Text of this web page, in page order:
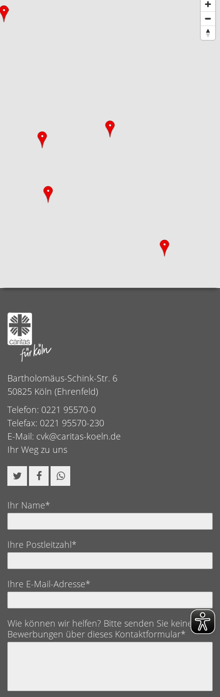
Bartholomäus-Schink-Str. 6
50825 Köln (Ehrenfeld)
Telefon: 0221 95570-0
Telefax: 0221 95570-230
E-Mail: cvk@caritas-koeln.de
Ihr Weg zu uns
Ihr Name*
Ihre Postleitzahl*
Ihre E-Mail-Adresse*
Wie können wir helfen? Bitte senden Sie keine
Bewerbungen über dieses Kontaktformular*